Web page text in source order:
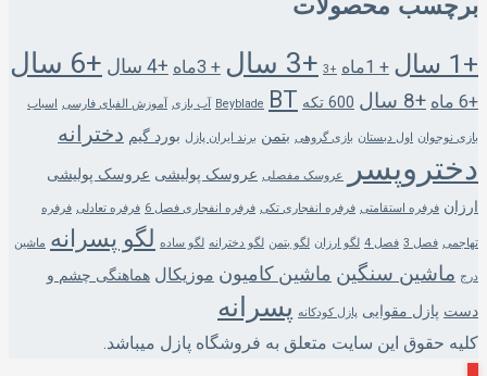
برچسب محصولات
+1 سال + 1ماه +3 +3 سال + 3ماه +4 سال +6 سال
+6 ماه +8 سال 600 تکه Beyblade BT آب بازی آموزش الفبای فارسی اسباب
بازی نوجوان اول دبستان بازی گروهی بتمن برند ایران پازل بورد گیم دخترانه
دختروپسر عروسک مفصلی عروسک پولیشی عروسک پولیشی
ارزان فرفره استقامتی فرفره انفجاری تکی فرفره انفجاری فصل 6 فرفره تعادلی فرفره
تهاجمی فصل 3 فصل 4 لگو ارزان لگو بتمن لگو دخترانه لگو ساده لگو پسرانه ماشین
درج ماشین سنگین ماشین کامیون موزیکال هماهنگی چشم و
دست پازل مقوایی پازل کودکانه پسرانه
کلیه حقوق این سایت متعلق به فروشگاه پازل میباشد.